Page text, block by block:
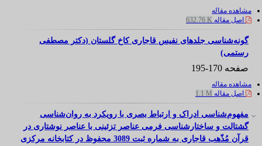
مشاهده مقاله
اصل مقاله 632.76 K
گونه‌شناسی جلدهای نفیس قاجاری کاخ گلستان (دکتر مصطفی
رستمی)
صفحه 170-195
مشاهده مقاله
اصل مقاله 1.1 M
مفهوم‌شناسی ادراک و ارتباط بصری با رویکرد به روان‌شناسی
گشتالت و ساختار‌شناسی فرمی عناصر تزئینی با عناصر نوشتاری در
قرآن مُذّهب قاجاری به شماره ثبت 3089 محفوظ در کتابخانه مرکزی